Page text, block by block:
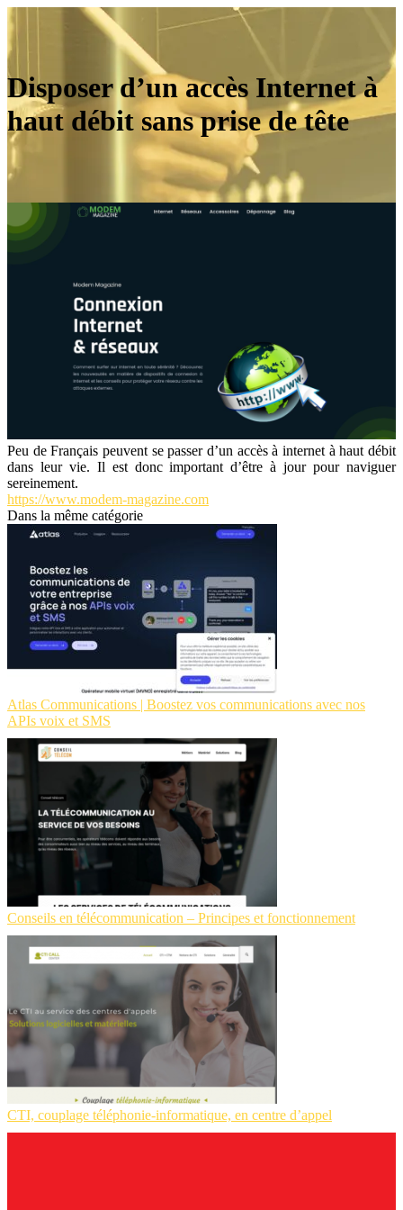
Disposer d’un accès Internet à
haut débit sans prise de tête
Peu de Français peuvent se passer d’un accès à internet à haut débit
dans leur vie. Il est donc important d’être à jour pour naviguer
sereinement.
https://www.modem-magazine.com
Dans la même catégorie
Atlas Communications | Boostez vos communications avec nos
APIs voix et SMS
Conseils en télécommunication – Principes et fonctionnement
CTI, couplage téléphonie-informatique, en centre d’appel